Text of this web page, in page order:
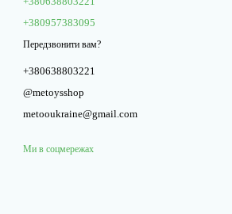
+380957383095
Передзвонити вам?
+380638803221
@metoysshop
metooukraine@gmail.com
Ми в соцмережах